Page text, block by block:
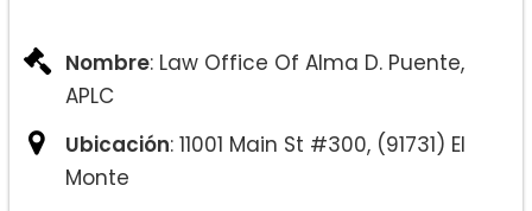
Nombre: Law Office Of Alma D. Puente,
APLC
Ubicación: 11001 Main St #300, (91731) El
Monte